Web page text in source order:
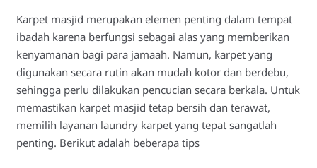
Karpet masjid merupakan elemen penting dalam tempat
ibadah karena berfungsi sebagai alas yang memberikan
kenyamanan bagi para jamaah. Namun, karpet yang
digunakan secara rutin akan mudah kotor dan berdebu,
sehingga perlu dilakukan pencucian secara berkala. Untuk
memastikan karpet masjid tetap bersih dan terawat,
memilih layanan laundry karpet yang tepat sangatlah
penting. Berikut adalah beberapa tips